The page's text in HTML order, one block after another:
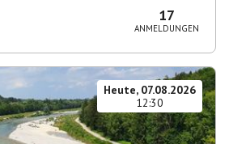
17
ANMELDUNGEN
Heute, 07.08.2026
12:30